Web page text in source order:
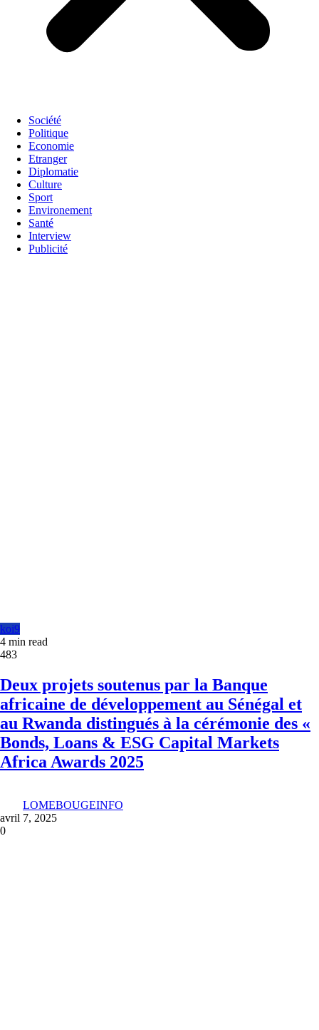
Société
Politique
Economie
Etranger
Diplomatie
Culture
Sport
Environement
Santé
Interview
Publicité
koi9
4 min read
483
Deux projets soutenus par la Banque
africaine de développement au Sénégal et
au Rwanda distingués à la cérémonie des «
Bonds, Loans & ESG Capital Markets
Africa Awards 2025
LOMEBOUGEINFO
avril 7, 2025
0